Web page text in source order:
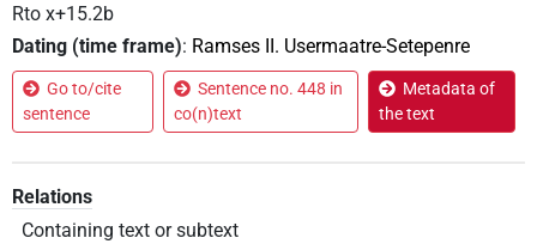
Rto x+15.2b
Dating (time frame): Ramses II. Usermaatre-Setepenre
Go to/cite
sentence
Sentence no. 448 in
co(n)text
Metadata of
the text
Relations
Containing text or subtext